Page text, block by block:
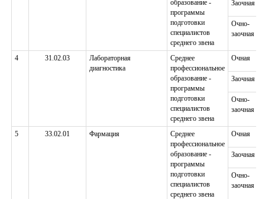
образование -
программы
подготовки
специалистов
среднего звена
Заочная
Очно-
заочная
4 31.02.03
Лабораторная
диагностика
Среднее
профессиональное
образование -
программы
подготовки
специалистов
среднего звена
Очная
Заочная
Очно-
заочная
5 33.02.01 Фармация
Среднее
профессиональное
образование -
программы
подготовки
специалистов
среднего звена
Очная
Заочная
Очно-
заочная